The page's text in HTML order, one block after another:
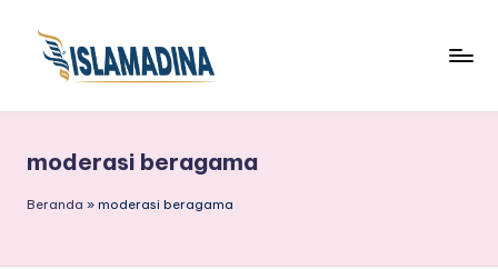
moderasi beragama
Beranda » moderasi beragama